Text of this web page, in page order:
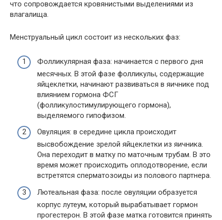
что сопровождается кровянистыми выделениями из
влагалища.
Менструальный цикл состоит из нескольких фаз:
Фолликулярная фаза: начинается с первого дня
месячных. В этой фазе фолликулы, содержащие
яйцеклетки, начинают развиваться в яичнике под
влиянием гормона ФСГ
(фолликулостимулирующего гормона),
выделяемого гипофизом.
Овуляция: в середине цикла происходит
высвобождение зрелой яйцеклетки из яичника.
Она переходит в матку по маточным трубам. В это
время может происходить оплодотворение, если
встретятся сперматозоиды из полового партнера.
Лютеальная фаза: после овуляции образуется
корпус лутеум, который вырабатывает гормон
прогестерон. В этой фазе матка готовится принять